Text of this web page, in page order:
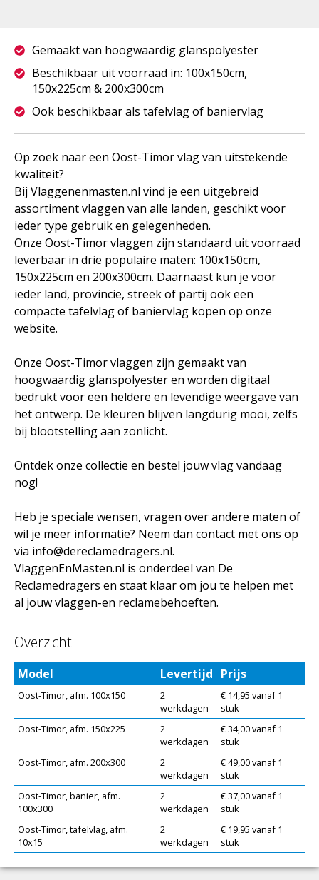
Op zoek naar een Oost-Timor vlag van uitstekende
kwaliteit?
Bij Vlaggenenmasten.nl vind je een uitgebreid
assortiment vlaggen van alle landen, geschikt voor
ieder type gebruik en gelegenheden.
Onze Oost-Timor vlaggen zijn standaard uit voorraad
leverbaar in drie populaire maten: 100x150cm,
150x225cm en 200x300cm. Daarnaast kun je voor
ieder land, provincie, streek of partij ook een
compacte tafelvlag of baniervlag kopen op onze
website.
Onze Oost-Timor vlaggen zijn gemaakt van
hoogwaardig glanspolyester en worden digitaal
bedrukt voor een heldere en levendige weergave van
het ontwerp. De kleuren blijven langdurig mooi, zelfs
bij blootstelling aan zonlicht.
Ontdek onze collectie en bestel jouw vlag vandaag
nog!
Heb je speciale wensen, vragen over andere maten of
wil je meer informatie? Neem dan contact met ons op
via info@dereclamedragers.nl.
VlaggenEnMasten.nl is onderdeel van De
Reclamedragers en staat klaar om jou te helpen met
al jouw vlaggen-en reclamebehoeften.
Gemaakt van hoogwaardig glanspolyester
Beschikbaar uit voorraad in: 100x150cm,
150x225cm & 200x300cm
Ook beschikbaar als tafelvlag of baniervlag
Overzicht
Model Levertijd Prijs
Oost-Timor, afm. 100x150
2
werkdagen
€ 14,95 vanaf 1
stuk
Oost-Timor, afm. 150x225
2
werkdagen
€ 34,00 vanaf 1
stuk
Oost-Timor, afm. 200x300
2
werkdagen
€ 49,00 vanaf 1
stuk
Oost-Timor, banier, afm.
100x300
2
werkdagen
€ 37,00 vanaf 1
stuk
Oost-Timor, tafelvlag, afm.
10x15
2
werkdagen
€ 19,95 vanaf 1
stuk